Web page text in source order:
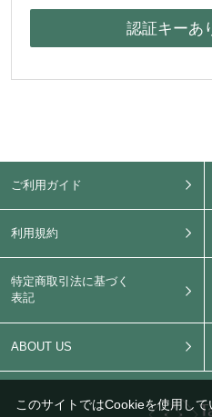
ご利用ガイド
利用規約
特定商取引法に基づく
表記
ABOUT US
このサイトではCookieを使用して